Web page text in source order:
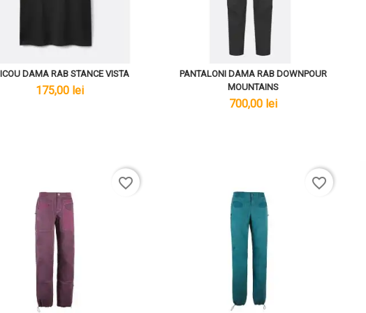
DAMA RAB STANCE VISTA
lei
175,00 lei
PANTALONI DAMA RAB DOWNPOUR
MOUNTAINS
lei
700,00 lei
favorite_border favorite_border